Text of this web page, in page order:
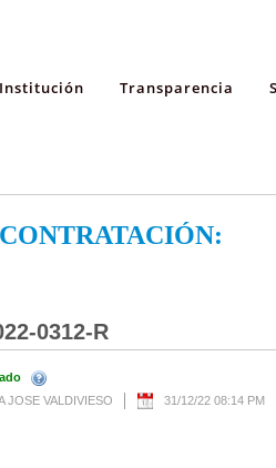
Institución Transparencia
0312-R
JOSE VALDIVIESO
31/12/22 08:14 PM